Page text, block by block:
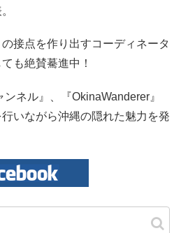
接点を作り出すコーディネータ
ても絶賛驀進中！
ネル』、『OkinaWanderer』
いながら沖縄の隠れた魅力を発